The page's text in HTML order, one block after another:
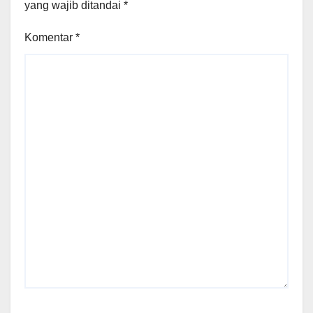
yang wajib ditandai *
Komentar *